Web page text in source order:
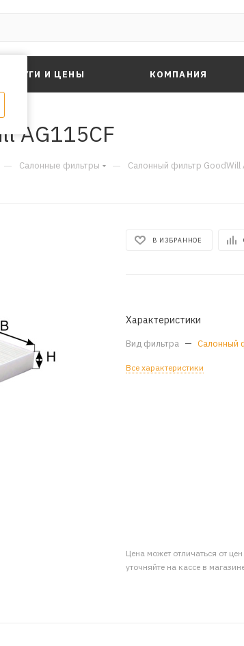
УСЛУГИ И ЦЕНЫ КОМПАНИЯ
AG115CF
— Салонные фильтры — Салонный фильтр GoodWill
В ИЗБРАННОЕ
Характеристики
Вид фильтра — Салонный
Все характеристики
Цена может отличаться от
уточняйте на кассе в